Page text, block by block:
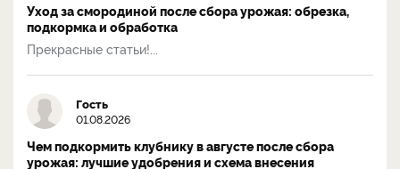
Уход за смородиной после сбора урожая: обрезка,
подкормка и обработка
Прекрасные статьи!...
Гость
01.08.2026
Чем подкормить клубнику в августе после сбора
урожая: лучшие удобрения и схема внесения